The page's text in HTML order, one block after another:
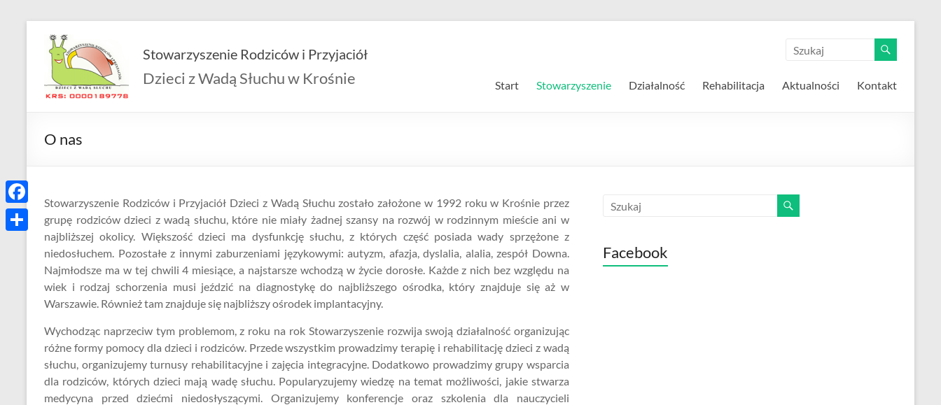
content
Stowarzyszenie Rodziców i Przyjaciół
Dzieci z Wadą Słuchu w Krośnie Start Stowarzyszenie Działalność Rehabilitacja Aktualności Kontakt
O nas
Stowarzyszenie Rodziców i Przyjaciół Dzieci z Wadą Słuchu zostało założone w 1992 roku w Krośnie przez
grupę rodziców dzieci z wadą słuchu, które nie miały żadnej szansy na rozwój w rodzinnym mieście ani w
najbliższej okolicy. Większość dzieci ma dysfunkcję słuchu, z których część posiada wady sprzężone z
niedosłuchem. Pozostałe z innymi zaburzeniami językowymi: autyzm, afazja, dyslalia, alalia, zespół Downa.
Najmłodsze ma w tej chwili 4 miesiące, a najstarsze wchodzą w życie dorosłe. Każde z nich bez względu na
wiek i rodzaj schorzenia musi jeździć na diagnostykę do najbliższego ośrodka, który znajduje się aż w
Warszawie. Również tam znajduje się najbliższy ośrodek implantacyjny.
Wychodząc naprzeciw tym problemom, z roku na rok Stowarzyszenie rozwija swoją działalność organizując
różne formy pomocy dla dzieci i rodziców. Przede wszystkim prowadzimy terapię i rehabilitację dzieci z wadą
słuchu, organizujemy turnusy rehabilitacyjne i zajęcia integracyjne. Dodatkowo prowadzimy grupy wsparcia
dla rodziców, których dzieci mają wadę słuchu. Popularyzujemy wiedzę na temat możliwości, jakie stwarza
medycyna przed dziećmi niedosłyszącymi. Organizujemy konferencje oraz szkolenia dla nauczycieli
Facebook
F